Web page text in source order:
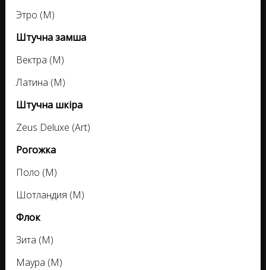
Этро (M)
Штучна замша
Вектра (M)
Латина (M)
Штучна шкіра
Zeus Deluxe (Art)
Рогожка
Поло (M)
Шотландия (M)
Флок
Зита (M)
Маура (M)